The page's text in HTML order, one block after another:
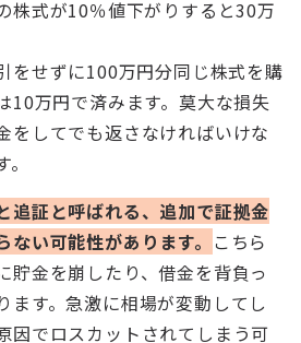
株式が10％値下がりすると30万
をせずに100万円分同じ株式を購
10万円で済みます。莫大な損失
をしてでも返さなければいけな
追証と呼ばれる、追加で証拠金
い可能性があります。 こちら
貯金を崩したり、借金を背負っ
ます。急激に相場が変動してし
因でロスカットされてしまう可